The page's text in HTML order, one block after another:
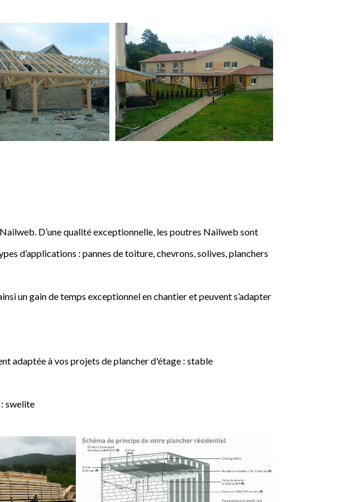
D’une qualité exceptionnelle, les poutres Nailweb sont
d’applications : pannes de toiture, chevrons, solives, planchers
un gain de temps exceptionnel en chantier et peuvent s’adapter
adaptée à vos projets de plancher d'étage : stable
swelite